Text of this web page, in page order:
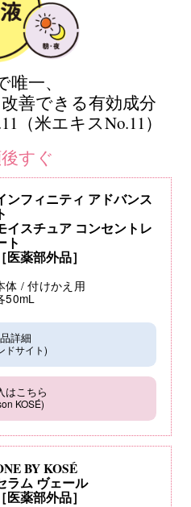
唯一、
善できる有効成分
（米エキスNo.11）
すぐ
ンフィニティ アドバンス
イスチュア コンセントレ
ト
［医薬部外品］
体 / 付けかえ用
50mL
詳細
ドサイト)
はこちら
KOSÉ)
BY KOSÉ
ラム ヴェール
［医薬部外品］